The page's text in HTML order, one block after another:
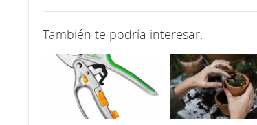
También te podría interesar: